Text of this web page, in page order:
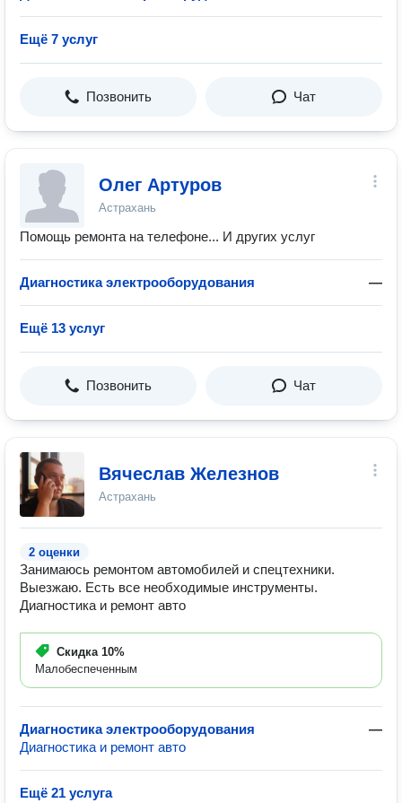
Ещё 7 услуг
Позвонить Чат
Олег Артуров
Астрахань
Помощь ремонта на телефоне... И других услуг
Диагностика электрооборудования —
Ещё 13 услуг
Позвонить Чат
Вячеслав Железнов
Астрахань
2 оценки
Занимаюсь ремонтом автомобилей и спецтехники.
Выезжаю. Есть все необходимые инструменты.
Диагностика и ремонт авто
Скидка 10%
Малобеспеченным
Диагностика электрооборудования
—
Диагностика и ремонт авто
Ещё 21 услуга